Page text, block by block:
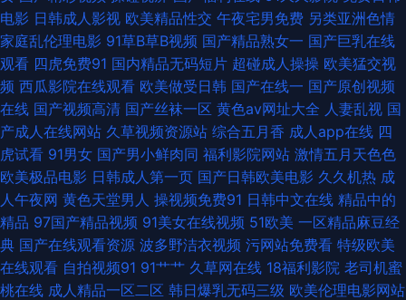
深夜成人影视 久久一久久本 av先锋资源网 色妇国产一区 91线上看 五月丁香
淫淫网 青娱乐论坛视频 在线免费观看毛片基地 大香蕉青青超 蜜臀AV福利 91
黄色连接 一本大道加勒！ 国产精品九九视频 www蜜桃tv 91碰碰人 日韩黄
页免费 AV天资源 午夜福利电源 丰满少妇精品一区二区 91免费网站 日本小视
免费 操欧洲的 亚州综合影院 免费AVcom 97超碰在线资源站 五月天婷婷自拍
色图 海角社区大香蕉 91深插 三级网址在线免费观看 东方α√ 91传媒在线观
收看 久久这里只有精品99 岛国福利社 91V在线观看 久久精品麻豆 91网站永
电影 日韩成人影视 欧美精品性交 午夜宅男免费 另类亚洲色情
家庭乱伦理电影 91草B草B视频 国产精品熟女一 国产巨乳在线
观看 四虎免费91 国内精品无码短片 超碰成人操操 欧美猛交视
频 西瓜影院在线观看 欧美做受日韩 国产在线一 国产原创视频
在线 国产视频高清 国产丝袜一区 黄色av网址大全 人妻乱视 国
产成人在线网站 久草视频资源站 综合五月香 成人app在线 四
虎试看 91男女 国产男小鲜肉同 福利影院网站 激情五月天色色
欧美极品电影 日韩成人第一页 国产日韩欧美电影 久久机热 成
人午夜网 黄色天堂男人 操视频免费91 日韩中文在线 精品中的
精品 97国产精品视频 91美女在线视频 51欧美 一区精品麻豆经
典 国产在线观看资源 波多野洁衣视频 污网站免费看 特级欧美
在线观看 自拍视频91 91艹艹 久草网在线 18福利影院 老司机蜜
桃在线 成人精品一区二区 韩日爆乳无码三级 欧美伦理电影网站